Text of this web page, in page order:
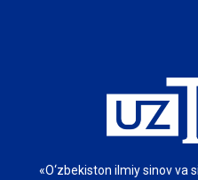
«O‘zbekiston ilmiy sinov